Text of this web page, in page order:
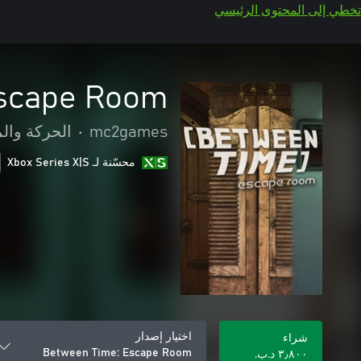
تخطي إلى المحتوى الرئيسي
Room
mc2games
• الحركة
محسّنة لـ Xbox Series X|S
شراء
٣٫٨٠٠ د.ب.‏
اختيار إصدار
Between Time: Escape Room